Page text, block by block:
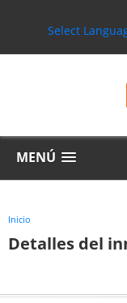
Select
MENÚ
Inicio
Detalles del